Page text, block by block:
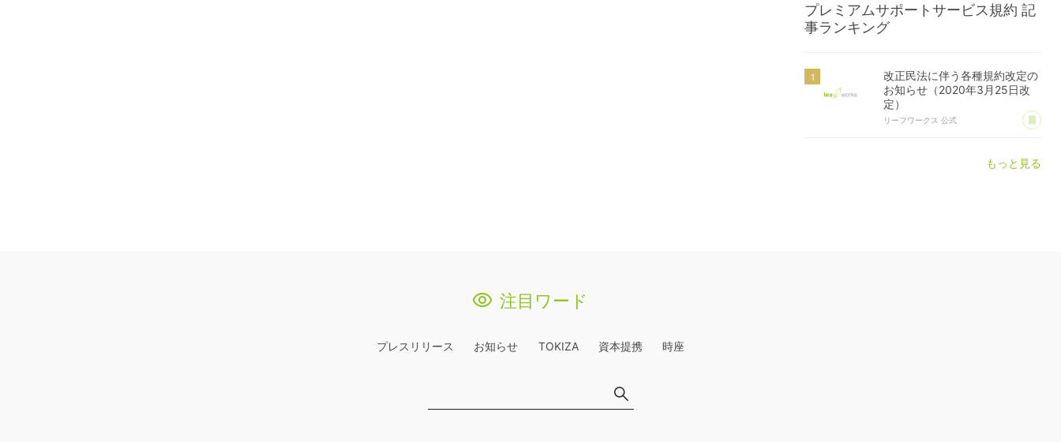
プレミアムサポートサービス規約 記
事ランキング
改正民法に伴う各種規約改定の
お知らせ（2020年3月25日改
定）
リーフワークス 公式 あ
もっと見る
注目ワード
プレスリリース お知らせ TOKIZA 資本提携 時座